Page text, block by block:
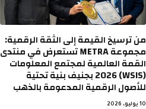
من ترسيخ القيمة إلى الثقة الرقمية:
مجموعة METRA تستعرض في منتدى
القمة العالمية لمجتمع المعلومات
(WSIS) 2026 بجنيف بنية تحتية
للأصول الرقمية المدعومة بالذهب
10 يوليو، 2026